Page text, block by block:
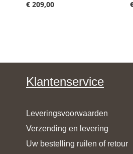
€ 209,00
Klantenservice
Leveringsvoorwaarden
Verzending en levering
Uw bestelling ruilen of retour